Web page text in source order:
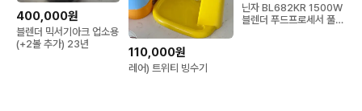
400,000원
블렌더 믹서기아크 업소용
(+2볼 추가) 23년
110,000원
레어) 트위티 빙수기
닌자 BL682KR 1500W
블렌더 푸드프로세서 풀세